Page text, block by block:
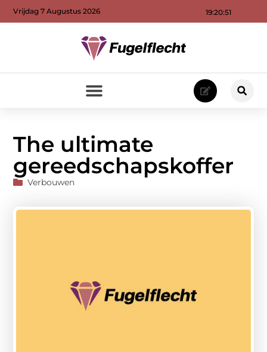
19:20:52
Vrijdag 7 Augustus 2026
The ultimate
gereedschapskoffer
Verbouwen